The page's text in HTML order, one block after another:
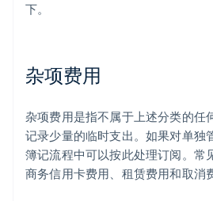
下。
杂项费用
杂项费用是指不属于上述分类的任
记录少量的临时支出。如果对单独
簿记流程中可以按此处理订阅。常
商务信用卡费用、租赁费用和取消